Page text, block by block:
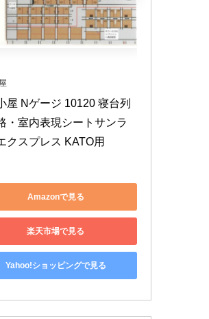
屋 Nゲージ 10120 寝台列
・室内表現シートサンラ
クスプレス KATO用
Amazonで見る
楽天市場で見る
Yahoo!ショッピングで見る